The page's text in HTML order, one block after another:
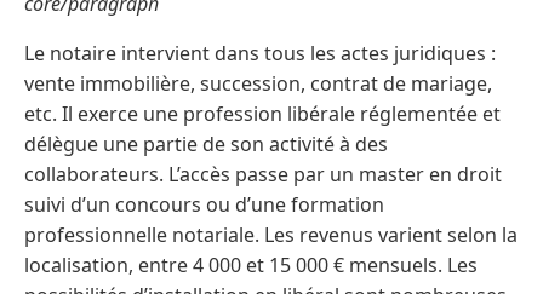
Le notaire intervient dans tous les actes juridiques :
vente immobilière, succession, contrat de mariage,
etc. Il exerce une profession libérale réglementée et
délègue une partie de son activité à des
collaborateurs. L’accès passe par un master en droit
suivi d’un concours ou d’une formation
professionnelle notariale. Les revenus varient selon la
localisation, entre 4 000 et 15 000 € mensuels. Les